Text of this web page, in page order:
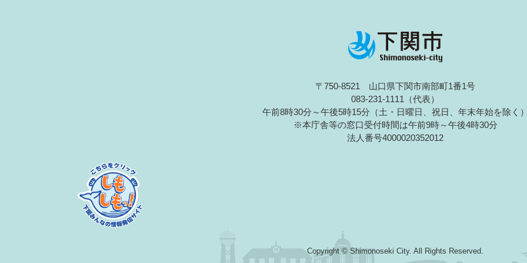
〒750-8521 山口県下関市南部町1番1号
083-231-1111（代表）
午前8時30分～午後5時15分（土・日曜日、祝日、年末年始を除く
※本庁舎等の窓口受付時間は午前9時～午後4時30分
法人番号4000020352012
Copyright © Shimonoseki City. All Rights Reserved.